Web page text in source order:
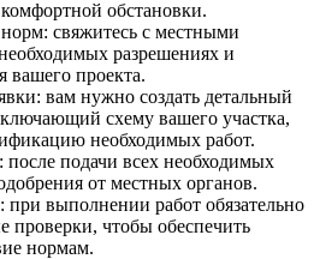
обстановки.
свяжитесь с местными
разрешениях и
вашего проекта.
вам нужно создать детальный
схему вашего участка,
необходимых работ.
подачи всех необходимых
от местных органов.
выполнении работ обязательно
проверки, чтобы обеспечить
нормам.